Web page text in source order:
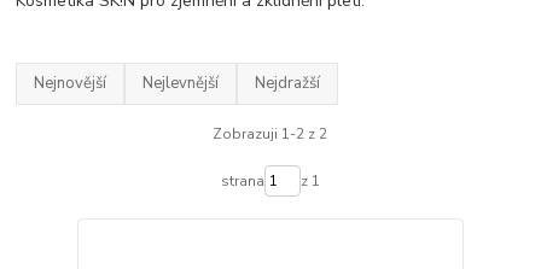
Nejnovější Nejlevnější Nejdražší
Zobrazuji 1-2 z 2
strana z 1